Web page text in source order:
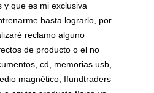
y que es mi exclusiva
hasta lograrlo, por
reclamo alguno
de producto o el no
cd, memorias usb,
magnético; Ifundtraders